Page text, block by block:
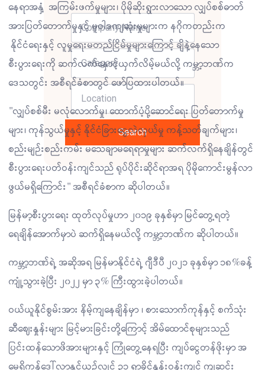
Search
နေရာအနှံ့ အကြမ်းဖက်မှုများ၊ ပိုမိုဆိုးရွားလာသော လျှပ်စစ်ဓာတ်
အားပြတ်တောက်မှုနှင့် မူဝါဒကျဆုံးမှုများက နဂိုကတည်းက
နိုင်ငံရေးနှင့် လူမှုရေးမတည်ငြိမ်မှုများကြောင့် ချိနဲ့နေသော
စီးပွားရေးကို ဆက်လက်နှောင့်ယှက်လိမ့်မယ်လို့ ကမ္ဘာ့ဘဏ်က
ဒေသတွင်း အစီရင်ခံစာတွင် ဖော်ပြထားပါတယ်။
"လျှပ်စစ်မီး မလုံလောက်မှု၊ ထောက်ပံ့ပို့ဆောင်ရေး ပြတ်တောက်မှု
များ၊ ကုန်သွယ်မှုနှင့် နိုင်ငံခြားငွေလဲလှယ်မှု ကန့်သတ်ချက်များ၊
စည်းမျဉ်းစည်းကမ်း မသေချာမရေရာမှုများ ဆက်လက်ရှိနေချိန်တွင်
စီးပွားရေးပတ်ဝန်းကျင်သည် ရုပ်ပိုင်းဆိုင်ရာအရ ပိုမိုကောင်းမွန်လာ
ဖွယ်မရှိကြောင်း" အစီရင်ခံစာက ဆိုပါတယ်။
မြန်မာ့စီးပွားရေး ထုတ်လုပ်မှုဟာ ၂၀၁၉ ခုနှစ်မှာ မြင်တွေ့ရတဲ့
ရေချိန်အောက်မှာပဲ ဆက်ရှိနေမယ်လို့ ကမ္ဘာ့ဘဏ်က ဆိုပါတယ်။
ကမ္ဘာ့ဘဏ်ရဲ့ အဆိုအရ မြန်မာနိုင်ငံရဲ့ ဂျီဒီပီ ၂၀၂၁ ခုနှစ်မှာ ၁၈%ခန့်
ကျုံ့သွားခဲ့ပြီး ၂၀၂၂ မှာ ၃% ကြီးထွားခဲ့ပါတယ်။
ဝယ်ယူနိုင်စွမ်းအား နိမ့်ကျနေချိန်မှာ ၊ စားသောက်ကုန်နှင့် စက်သုံး
ဆီဈေးနှုန်းများ မြင့်မားခြင်းတို့ကြောင့် အိမ်ထောင်စုများသည်
ပြင်းထန်သောဖိအားများနှင့် ကြုံတွေ့နေရပြီး ကျပ်ငွေတန်ဖိုးမှာ အ
မေရိကန်ဒေါ်လာနှင့်ယှဉ်လျှင် ၃၁ ရာခိုင်နှုန်းဝန်းကျင် ကျဆင်း